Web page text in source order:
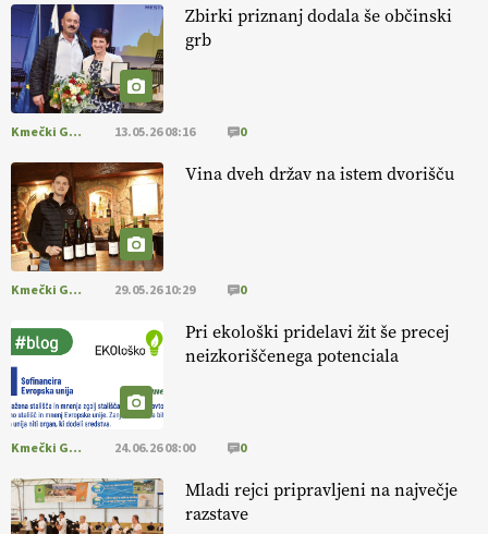
EKOloško = logično: VLOG Okus je
pomembnejši od izgleda
EKOloško = logično: ekološka kmetija PR'
RAKARI
Zbirki priznanj dodala še občinski
grb
Kmečki Glas 13.05.26 08:16 0
Vina dveh držav na istem dvorišču
Kmečki Glas 29.05.26 10:29 0
Pri ekološki pridelavi žit še precej
neizkoriščenega potenciala
Kmečki Glas 24.06.26 08:00 0
Mladi rejci pripravljeni na največje
razstave